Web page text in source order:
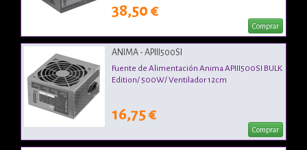
38,50 €
Comprar
ANIMA - APIII500SI
Fuente de Alimentación Anima APIII500SI BULK
Edition/ 500W/ Ventilador 12cm
16,75 €
Comprar